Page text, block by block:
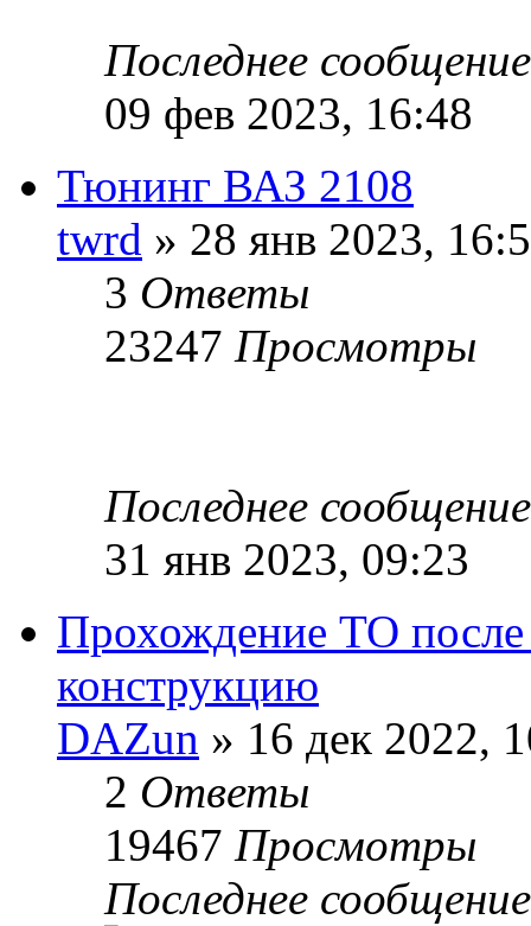
Последнее
09 фев 2023, 16:48
Тюнинг ВАЗ 2108
twrd » 28 янв 2023,
3 Ответы
23247 Просмотры
Последнее
31 янв 2023, 09:23
Прохождение ТО после
конструкцию
DAZun » 16 дек 2022,
2 Ответы
19467 Просмотры
Последнее